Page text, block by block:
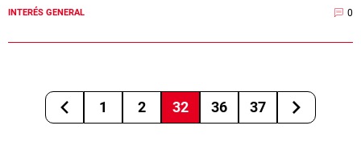
INTERÉS GENERAL 0
1 2 32 36 37